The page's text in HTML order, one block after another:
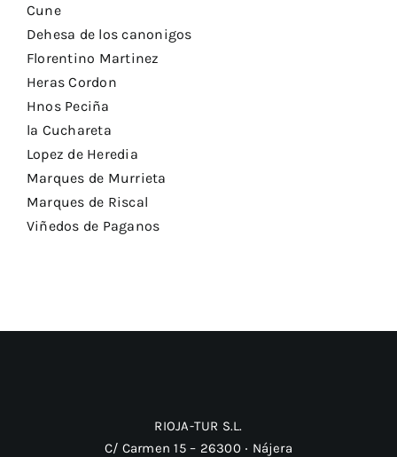
Cune
Dehesa de los canonigos
Florentino Martinez
Heras Cordon
Hnos Peciña
la Cuchareta
Lopez de Heredia
Marques de Murrieta
Marques de Riscal
Viñedos de Paganos
RIOJA-TUR S.L.
C/ Carmen 15 – 26300 ‧ Nájera